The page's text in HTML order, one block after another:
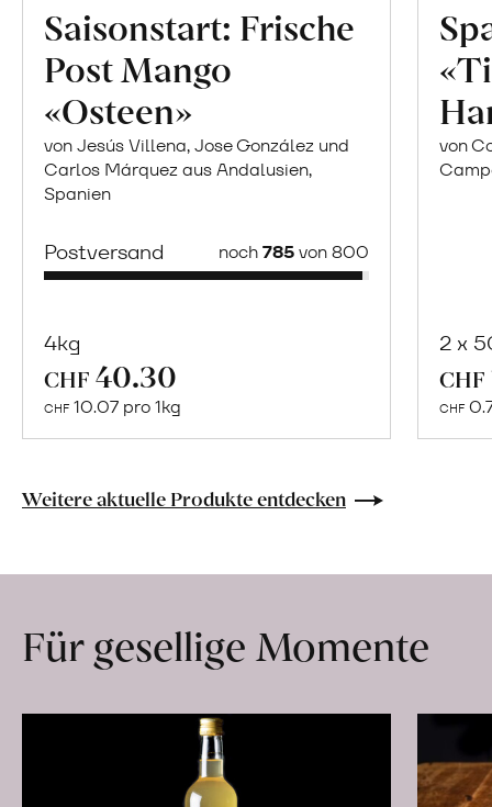
Saisonstart: Frische
Post Mango
«Osteen»
von Jesús Villena, Jose González und
Carlos Márquez aus Andalusien,
Spanien
Postversand noch785von 800
4kg
CHF 40.30
CHF 10.07 pro 1kg
Naturbelassene
Lebensmittel
Hof
erfahren
von
2 x
CHF
CHF
Weitere aktuelle Produkte entdecken
Für gesellige Momente